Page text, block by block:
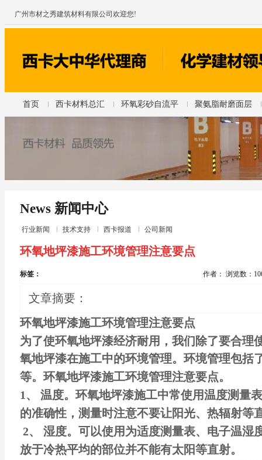
广州市材之秀建筑材料有限公司欢迎您!
首页 西卡材料总汇 环氧彩砂自流平 聚氨脂耐磨面层
News 新闻中心
行业新闻 技术支持 西卡报道 公司新闻
环氧地坪漆施工环境管理注意要点
标签： 作者： 浏览数：
文章摘要：
环氧地坪漆施工环境管理注意要点
为了使环氧地坪漆经济耐用，我们除了要合理
氧地坪漆在施工中的环境管理。环境管理包括
等。环氧地坪漆施工环境管理注意要点。
1、 温度。环氧地坪漆施工中常使用温度测量
的准确性，测量时注意不要让阳光、热辐射等
2、 湿度。可以使用为适度测量表、电子温湿
放于冷热平均的部位并不能有太阳等直射。